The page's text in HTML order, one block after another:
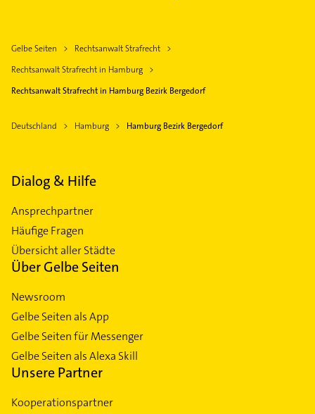
Gelbe Seiten
Rechtsanwalt Strafrecht
Rechtsanwalt Strafrecht in Hamburg
Rechtsanwalt Strafrecht in Hamburg Bezirk Bergedorf
Deutschland Hamburg Hamburg Bezirk Bergedorf
Dialog & Hilfe
Ansprechpartner
Häufige Fragen
Übersicht aller Städte
Über Gelbe Seiten
Newsroom
Gelbe Seiten als App
Gelbe Seiten für Messenger
Gelbe Seiten als Alexa Skill
Unsere Partner
Kooperationspartner